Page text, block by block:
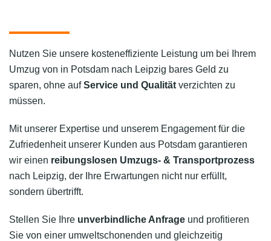
Nutzen Sie unsere kosteneffiziente Leistung um bei Ihrem
Umzug von in Potsdam nach Leipzig bares Geld zu
sparen, ohne aufService und Qualität verzichten zu
müssen.
Mit unserer Expertise und unserem Engagement für die
Zufriedenheit unserer Kunden aus Potsdam garantieren
wir einen reibungslosen Umzugs- & Transportprozess
nach Leipzig, der Ihre Erwartungen nicht nur erfüllt,
sondern übertrifft.
Stellen Sie Ihre unverbindliche Anfrage und profitieren
Sie von einer umweltschonenden und gleichzeitig